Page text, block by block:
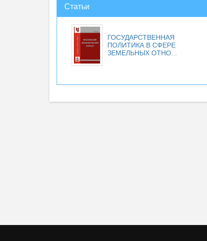
Статьи
ГОСУДАРСТВЕННАЯ
ПОЛИТИКА В СФЕРЕ
ЗЕМЕЛЬНЫХ ОТНО...